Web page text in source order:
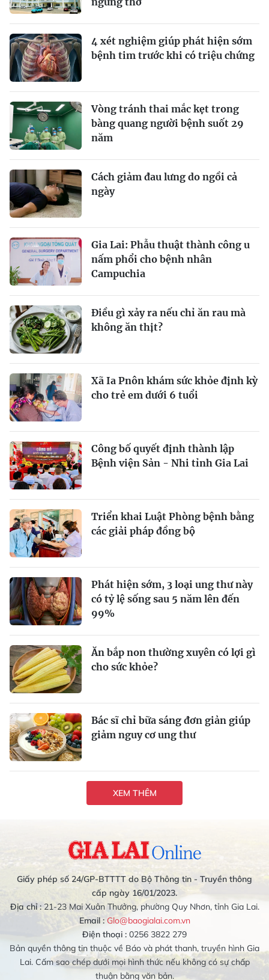
4 xét nghiệm giúp phát hiện sớm
bệnh tim trước khi có triệu chứng
Vòng tránh thai mắc kẹt trong
bàng quang người bệnh suốt 29
năm
Cách giảm đau lưng do ngồi cả
ngày
Gia Lai: Phẫu thuật thành công u
nấm phổi cho bệnh nhân
Campuchia
Điều gì xảy ra nếu chỉ ăn rau mà
không ăn thịt?
Xã Ia Pnôn khám sức khỏe định kỳ
cho trẻ em dưới 6 tuổi
Công bố quyết định thành lập
Bệnh viện Sản - Nhi tỉnh Gia Lai
Triển khai Luật Phòng bệnh bằng
các giải pháp đồng bộ
Phát hiện sớm, 3 loại ung thư này
có tỷ lệ sống sau 5 năm lên đến
99%
Ăn bắp non thường xuyên có lợi gì
cho sức khỏe?
Bác sĩ chỉ bữa sáng đơn giản giúp
giảm nguy cơ ung thư
XEM THÊM
Giấy phép số 24/GP-BTTTT do Bộ Thông tin - Truyền thông
cấp ngày 16/01/2023.
Địa chỉ :21-23 Mai Xuân Thưởng, phường Quy Nhơn, tỉnh Gia Lai.
Email : Glo@baogialai.com.vn
Điện thoại : 0256 3822 279
Bản quyền thông tin thuộc về Báo và phát thanh, truyền hình Gia
Lai. Cấm sao chép dưới mọi hình thức nếu không có sự chấp
thuận bằng văn bản.